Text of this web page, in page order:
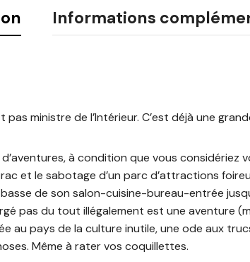
Informations
ministre de l’Intérieur. C’est déjà une
à condition que vous considériez
et le sabotage d’un parc d’attractions
de son salon-cuisine-bureau-entrée
pas du tout illégalement est une aventure
au pays de la culture inutile, une ode aux
Même à rater vos coquillettes.